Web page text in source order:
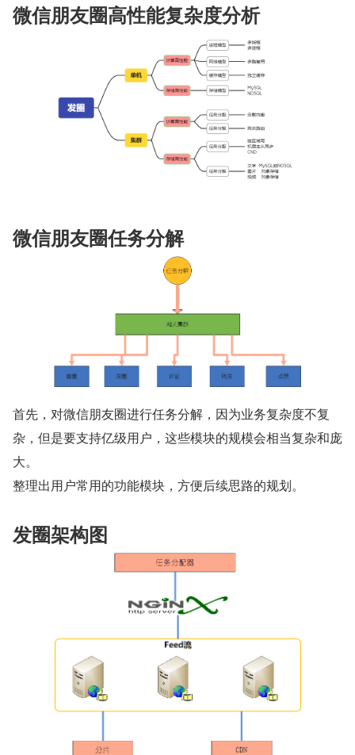
微信朋友圈高性能复杂度分析
微信朋友圈任务分解
首先，对微信朋友圈进行任务分解，因为业务复杂度不复
杂，但是要支持亿级用户，这些模块的规模会相当复杂和庞
大。
整理出用户常用的功能模块，方便后续思路的规划。
发圈架构图